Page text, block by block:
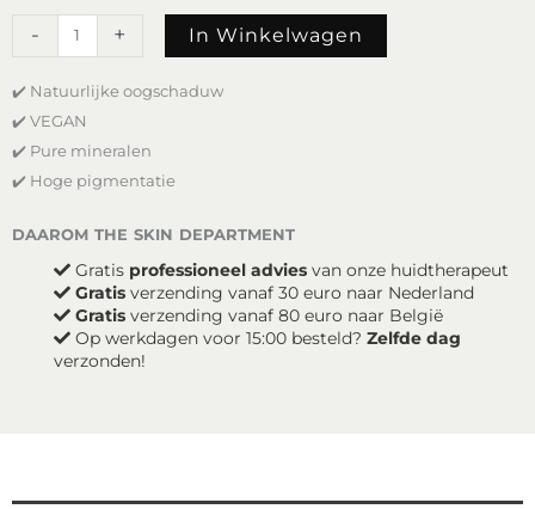
-
Shadow
aantal
+ In Winkelwagen
✔️ Natuurlijke oogschaduw
✔️ VEGAN
✔️ Pure mineralen
✔️ Hoge pigmentatie
daarom the skin department
Gratis professioneel advies van onze huidtherapeut
Gratis verzending vanaf 30 euro naar Nederland
Gratis verzending vanaf 80 euro naar België
Op werkdagen voor 15:00 besteld? Zelfde dag
verzonden!